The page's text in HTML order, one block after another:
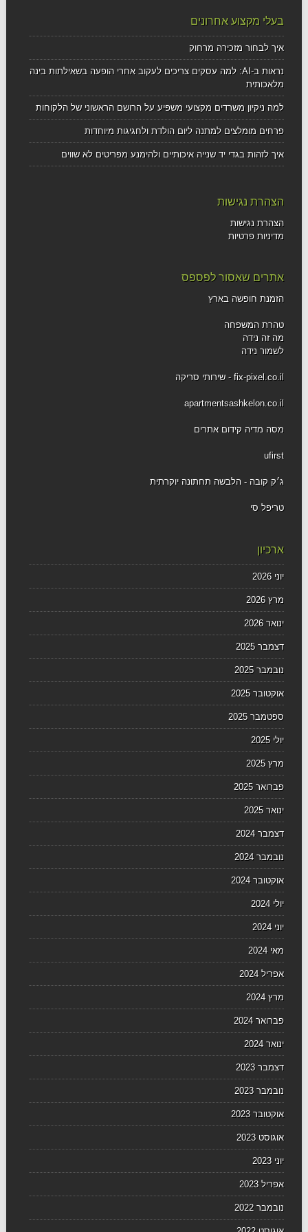
בעלי מקצוע אחרונים
איך לבחור מזכירה מרחוק
נראות ב-AI: למה עסקים צריכים לעקוב אחרי הופעה בשאילתות בינה
מלאכותית
למה ניקיון משרדים מקצועי משפיע על הרושם הראשוני של הלקוחות
פרחים מומלצים למתנה ליום הולדת ולחגיגות מיוחדות
איך לזהות בגדי יד שנייה איכותיים ולהימנע מפריטים לא שווים
הצהרת נגישות
הצהרת נגישות
מדיניות פרטיות
אתרים שאסור לפספס
הזמנת חופשה בארץ
טהרת המשפחה
מה זה נידה
לשמור נידה
fix-pixel.co.il - שירותי סריקה
apartmentsashkelon.co.il
מסה מדיה קידום אתרים
ufirst
ג׳ק קובה - הלבשה תחתונה יוקרתית
טריפל סי
ארכיון
יוני 2026
מרץ 2026
ינואר 2026
דצמבר 2025
נובמבר 2025
אוקטובר 2025
ספטמבר 2025
יולי 2025
מרץ 2025
פברואר 2025
ינואר 2025
דצמבר 2024
נובמבר 2024
אוקטובר 2024
יולי 2024
יוני 2024
מאי 2024
אפריל 2024
מרץ 2024
פברואר 2024
ינואר 2024
דצמבר 2023
נובמבר 2023
אוקטובר 2023
אוגוסט 2023
יוני 2023
אפריל 2023
נובמבר 2022